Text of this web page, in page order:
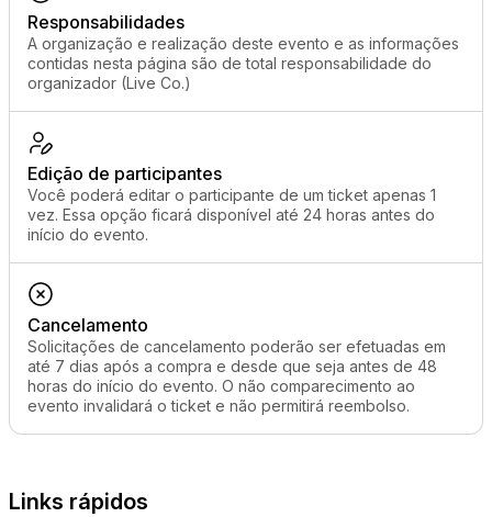
Responsabilidades
A organização e realização deste evento e as informações
contidas nesta página são de total responsabilidade do
organizador (Live Co.)
Edição de participantes
Você poderá editar o participante de um ticket apenas 1
vez. Essa opção ficará disponível até 24 horas antes do
início do evento.
Cancelamento
Solicitações de cancelamento poderão ser efetuadas em
até 7 dias após a compra e desde que seja antes de 48
horas do início do evento. O não comparecimento ao
evento invalidará o ticket e não permitirá reembolso.
Links rápidos